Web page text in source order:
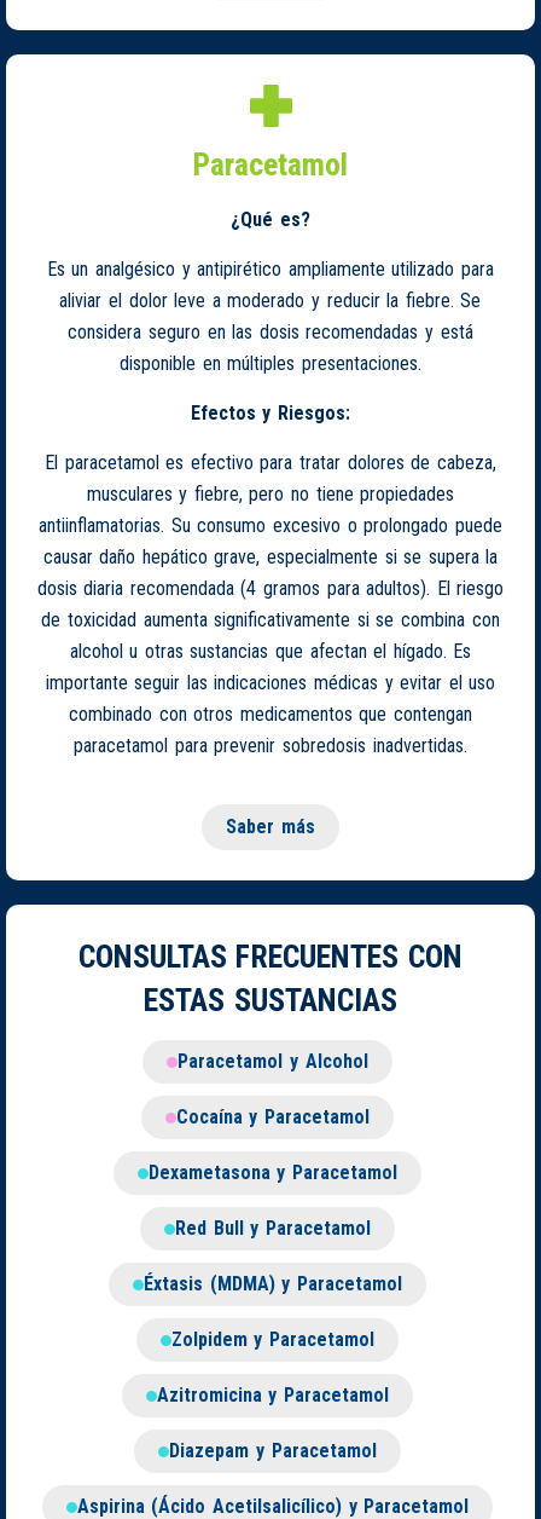
Paracetamol
¿Qué es?
Es un analgésico y antipirético ampliamente utilizado para
aliviar el dolor leve a moderado y reducir la fiebre. Se
considera seguro en las dosis recomendadas y está
disponible en múltiples presentaciones.
Efectos y Riesgos:
El paracetamol es efectivo para tratar dolores de cabeza,
musculares y fiebre, pero no tiene propiedades
antiinflamatorias. Su consumo excesivo o prolongado puede
causar daño hepático grave, especialmente si se supera la
dosis diaria recomendada (4 gramos para adultos). El riesgo
de toxicidad aumenta significativamente si se combina con
alcohol u otras sustancias que afectan el hígado. Es
importante seguir las indicaciones médicas y evitar el uso
combinado con otros medicamentos que contengan
paracetamol para prevenir sobredosis inadvertidas.
Saber más
CONSULTAS FRECUENTES CON
ESTAS SUSTANCIAS
Paracetamol y Alcohol
Cocaína y Paracetamol
Dexametasona y Paracetamol
Red Bull y Paracetamol
Éxtasis (MDMA) y Paracetamol
Zolpidem y Paracetamol
Azitromicina y Paracetamol
Diazepam y Paracetamol
Aspirina (Ácido Acetilsalicílico) y Paracetamol